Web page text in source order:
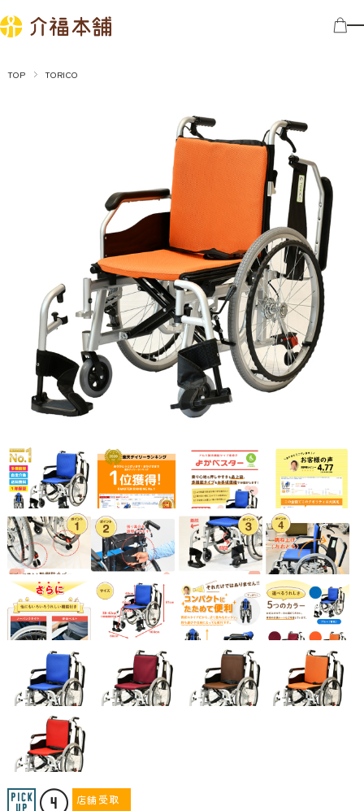
TOP TORICO
店舗受取